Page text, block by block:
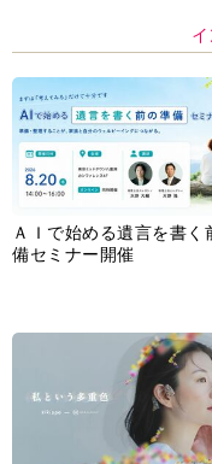
ＡＩで始める遺言を書く
備セミナー開催